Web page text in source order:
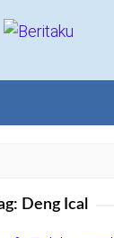
Deng Ical